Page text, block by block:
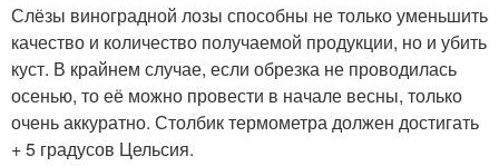
Слёзы виноградной лозы способны не только уменьшить
качество и количество получаемой продукции, но и убить
куст. В крайнем случае, если обрезка не проводилась
осенью, то её можно провести в начале весны, только
очень аккуратно. Столбик термометра должен достигать
+ 5 градусов Цельсия.